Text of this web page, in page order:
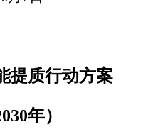
提质行动方案
年）